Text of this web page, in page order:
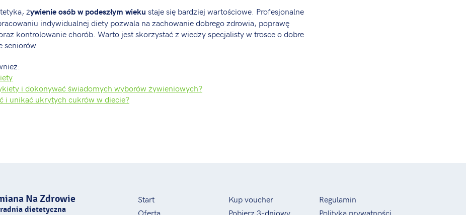
żywienie osób w podeszłym wieku staje się bardziej wartościowe. Profesjonalne
indywidualnej diety pozwala na zachowanie dobrego zdrowia, poprawę
kontrolowanie chorób. Warto jest skorzystać z wiedzy specjalisty w trosce o dobre
seniorów.
i dokonywać świadomych wyborów żywieniowych?
i unikać ukrytych cukrów w diecie?
Na Zdrowie
dietetyczna
Start
Oferta
Kup voucher
Pobierz 3-dniowy
Regulamin
Polityka prywatności